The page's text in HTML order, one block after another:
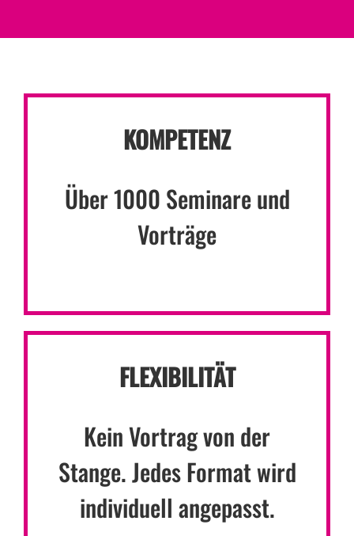
KOMPETENZ
Über 1000 Seminare und
Vorträge
FLEXIBILITÄT
Kein Vortrag von der
Stange. Jedes Format wird
individuell angepasst.